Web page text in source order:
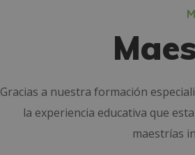
Gracias a nuestra formación
la experiencia educativa que
maestrías